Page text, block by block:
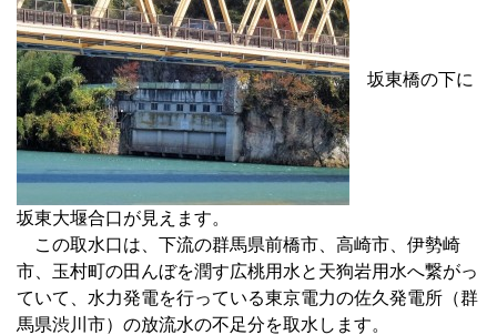
坂東橋の下に
坂東大堰合口が見えます。
この取水口は、下流の群馬県前橋市、高崎市、伊勢崎
市、玉村町の田んぼを潤す広桃用水と天狗岩用水へ繋がっ
ていて、水力発電を行っている東京電力の佐久発電所（群
馬県渋川市）の放流水の不足分を取水します。